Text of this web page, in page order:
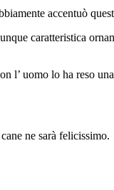
accentuò
caratteristica
l’ uomo lo ha reso
ne sarà felicissimo.